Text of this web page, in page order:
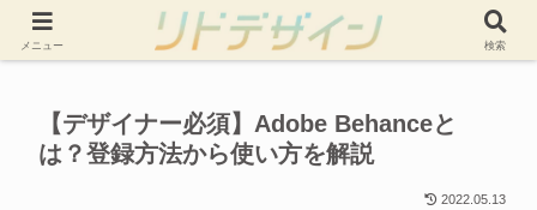
当サイトは記事内に広告を含む場合があります
【デザイナー必須】Adobe Behanceと
は？登録方法から使い方を解説
2022.05.13
メニュー 検索